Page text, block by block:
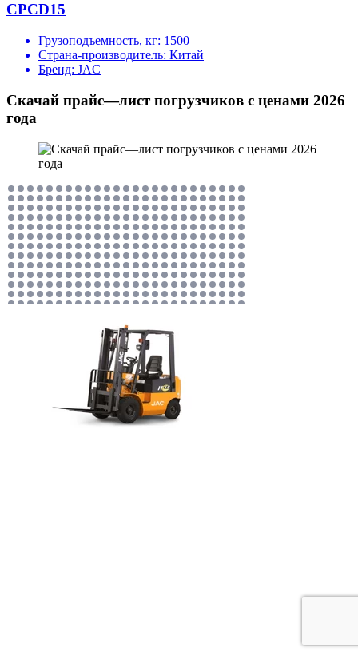
CPCD15
Грузоподъемность, кг: 1500
Страна-производитель: Китай
Бренд: JAC
Скачай прайс—лист погрузчиков с ценами 2026
года